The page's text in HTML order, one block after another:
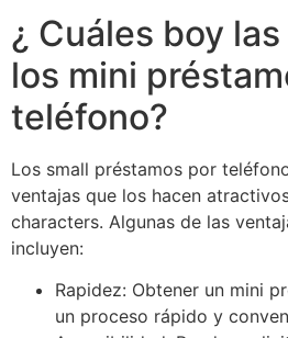
¿ Cuáles boy
los mini
teléfono?
Los small préstamos por
ventajas que los hacen
characters. Algunas de las
incluyen:
Rapidez: Obtener un mini
un proceso rápido y